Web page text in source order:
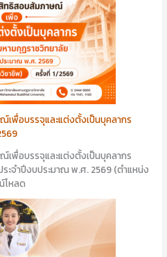
พื่อบรรจุและแต่งตั้งเป็นบุคลากร
พื่อบรรจุและแต่งตั้งเป็นบุคลากร
ะจำปีงบประมาณ พ.ศ. 2569 (ตำแหน่ง
โหลด